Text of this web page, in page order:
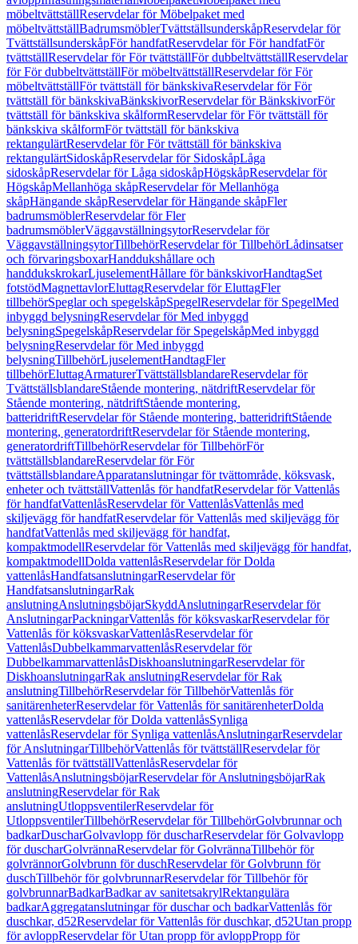
möbeltvättställReservdelar för Möbelpaket med
möbeltvättställBadrumsmöblerTvättställsunderskåpReservdelar för
TvättställsunderskåpFör handfatReservdelar för För handfatFör
tvättställReservdelar för För tvättställFör dubbeltvättställReservdelar
för För dubbeltvättställFör möbeltvättställReservdelar för För
möbeltvättställFör tvättställ för bänkskivaReservdelar för För
tvättställ för bänkskivaBänkskivorReservdelar för BänkskivorFör
tvättställ för bänkskiva skålformReservdelar för För tvättställ för
bänkskiva skålformFör tvättställ för bänkskiva
rektangulärtReservdelar för För tvättställ för bänkskiva
rektangulärtSidoskåpReservdelar för SidoskåpLåga
sidoskåpReservdelar för Låga sidoskåpHögskåpReservdelar för
HögskåpMellanhöga skåpReservdelar för Mellanhöga
skåpHängande skåpReservdelar för Hängande skåpFler
badrumsmöblerReservdelar för Fler
badrumsmöblerVäggavställningsytorReservdelar för
VäggavställningsytorTillbehörReservdelar för TillbehörLådinsatser
och förvaringsboxarHanddukshållare och
handdukskrokarLjuselementHållare för bänkskivorHandtagSet
fotstödMagnettavlorEluttagReservdelar för EluttagFler
tillbehörSpeglar och spegelskåpSpegelReservdelar för SpegelMed
inbyggd belysningReservdelar för Med inbyggd
belysningSpegelskåpReservdelar för SpegelskåpMed inbyggd
belysningReservdelar för Med inbyggd
belysningTillbehörLjuselementHandtagFler
tillbehörEluttagArmaturerTvättställsblandareReservdelar för
TvättställsblandareStående montering, nätdriftReservdelar för
Stående montering, nätdriftStående montering,
batteridriftReservdelar för Stående montering, batteridriftStående
montering, generatordriftReservdelar för Stående montering,
generatordriftTillbehörReservdelar för TillbehörFör
tvättställsblandareReservdelar för För
tvättställsblandareApparatanslutningar för tvättområde, köksvask,
enheter och tvättställVattenlås för handfatReservdelar för Vattenlås
för handfatVattenlåsReservdelar för VattenlåsVattenlås med
skiljevägg för handfatReservdelar för Vattenlås med skiljevägg för
handfatVattenlås med skiljevägg för handfat,
kompaktmodellReservdelar för Vattenlås med skiljevägg för handfat,
kompaktmodellDolda vattenlåsReservdelar för Dolda
vattenlåsHandfatsanslutningarReservdelar för
HandfatsanslutningarRak
anslutningAnslutningsböjarSkyddAnslutningarReservdelar för
AnslutningarPackningarVattenlås för köksvaskarReservdelar för
Vattenlås för köksvaskarVattenlåsReservdelar för
VattenlåsDubbelkammarvattenlåsReservdelar för
DubbelkammarvattenlåsDiskhoanslutningarReservdelar för
DiskhoanslutningarRak anslutningReservdelar för Rak
anslutningTillbehörReservdelar för TillbehörVattenlås för
sanitärenheterReservdelar för Vattenlås för sanitärenheterDolda
vattenlåsReservdelar för Dolda vattenlåsSynliga
vattenlåsReservdelar för Synliga vattenlåsAnslutningarReservdelar
för AnslutningarTillbehörVattenlås för tvättställReservdelar för
Vattenlås för tvättställVattenlåsReservdelar för
VattenlåsAnslutningsböjarReservdelar för AnslutningsböjarRak
anslutningReservdelar för Rak
anslutningUtloppsventilerReservdelar för
UtloppsventilerTillbehörReservdelar för TillbehörGolvbrunnar och
badkarDuscharGolvavlopp för duscharReservdelar för Golvavlopp
för duscharGolvrännaReservdelar för GolvrännaTillbehör för
golvrännorGolvbrunn för duschReservdelar för Golvbrunn för
duschTillbehör för golvbrunnarReservdelar för Tillbehör för
golvbrunnarBadkarBadkar av sanitetsakrylRektangulära
badkarAggregatanslutningar för duschar och badkarVattenlås för
duschkar, d52Reservdelar för Vattenlås för duschkar, d52Utan propp
för avloppReservdelar för Utan propp för avloppPropp för